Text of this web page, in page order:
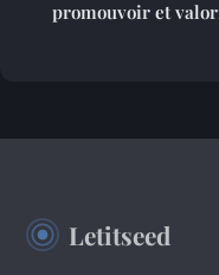
promouvoir et
Letitseed